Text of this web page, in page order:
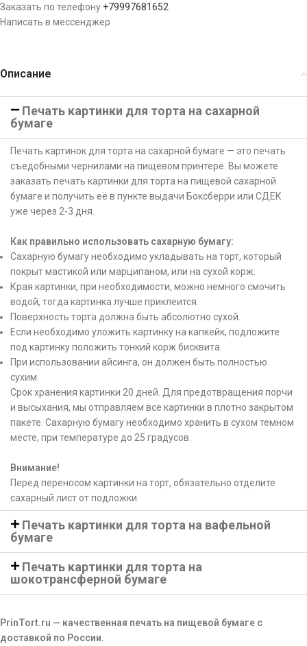
Заказать по телефону +79997681652
Написать в мессенджер
Описание
Печать картинки для торта на сахарной
бумаге
Печать картинок для торта на сахарной бумаге — это печать
съедобными чернилами на пищевом принтере. Вы можете
заказать печать картинки для торта на пищевой сахарной
бумаге и получить её в пункте выдачи Боксберри или СДЕК
уже через 2-3 дня.
Как правильно использовать сахарную бумагу:
Сахарную бумагу необходимо укладывать на торт, который
покрыт мастикой или марципаном, или на сухой корж.
Края картинки, при необходимости, можно немного смочить
водой, тогда картинка лучше приклеится.
Поверхность торта должна быть абсолютно сухой.
Если необходимо уложить картинку на капкейк, подложите
под картинку положить тонкий корж бисквита.
При использовании айсинга, он должен быть полностью
сухим.
Срок хранения картинки 20 дней. Для предотвращения порчи
и высыхания, мы отправляем все картинки в плотно закрытом
пакете. Сахарную бумагу необходимо хранить в сухом темном
месте, при температуре до 25 градусов.
Внимание!
Перед переносом картинки на торт, обязательно отделите
сахарный лист от подложки.
Печать картинки для торта на вафельной
бумаге
Печать картинки для торта на
шокотрансферной бумаге
PrinTort.ru — качественная печать на пищевой бумаге с
доставкой по России.